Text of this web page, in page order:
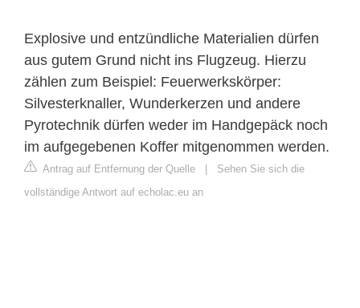
Explosive und entzündliche Materialien dürfen
aus gutem Grund nicht ins Flugzeug. Hierzu
zählen zum Beispiel: Feuerwerkskörper:
Silvesterknaller, Wunderkerzen und andere
Pyrotechnik dürfen weder im Handgepäck noch
im aufgegebenen Koffer mitgenommen werden.
Antrag auf Entfernung der Quelle | Sehen Sie sich die
vollständige Antwort auf echolac.eu an